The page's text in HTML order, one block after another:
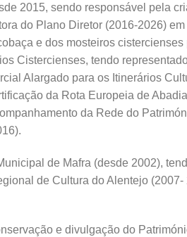
2015, sendo responsável pela
do Plano Diretor (2016-2026)
e dos mosteiros
Cistercienses, tendo
Alargado para os Itinerários
da Rota Europeia de
da Rede do
de Mafra (desde 2002),
de Cultura do Alentejo
e divulgação do